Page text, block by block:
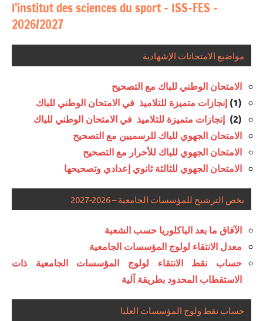
l’institut des sciences du sport – ISS-FES –
2026/2027
مواضيع الامتحانات الإشهادية
الامتحان الوطني للباك مع التصحيح
(1)
إنجازات متميزة للتلاميذ في الامتحان الوطني للباك
(2)
إنجازات متميزة للتلاميذ في الامتحان الوطني للباك
الامتحان الجهوي للباك للرسميين مع التصحيح
الامتحان الجهوي للباك للأحرار مع التصحيح
الامتحان الجهوي للثالثة ثانوي إعدادي وتصحيحها
يخص الترشيح للمؤسسات الجامعية – 2026-2027
الآفاق ما بعد الباكلوريا حسب الشعبة
معدل الانتقاء لولوج المؤسسات الجامعية
حساب نقط الانتقاء لولوج المؤسسات الجامعية ذات
الاستقطاب المحدود بطريقة آلية
حساب نقط ولوج المؤسسات العليا